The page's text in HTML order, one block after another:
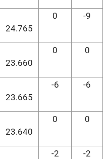
24.765
0 -9
23.660
0 0
23.665
-6 -6
23.640
0 0
-2 -2